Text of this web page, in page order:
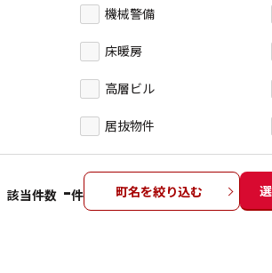
機械警備
床暖房
高層ビル
居抜物件
該当件数 -件 町名を絞り込む